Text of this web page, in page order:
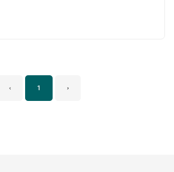
‹ 1 ›